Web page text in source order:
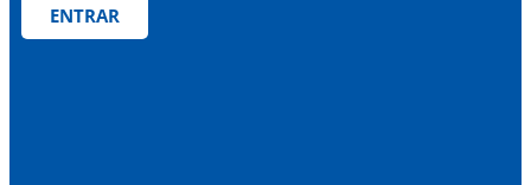
ENTRAR